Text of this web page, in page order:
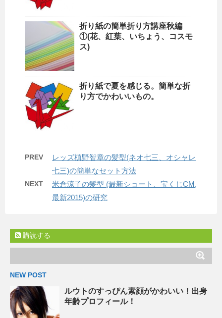
折り紙の簡単折り方講座秋編
①(花、紅葉、いちょう、コスモ
ス)
折り紙で夏を感じる。簡単な折
り方でかわいいもの。
PREV
レッズ槙野智章の髪型(ネオ七三、オシャレ
七三)の簡単なセット方法
NEXT
米倉涼子の髪型 (最新ショート、宝くじCM,
最新2015)の研究
購読する
NEW POST
ルウトのすっぴん素顔がかわいい！出身
年齢プロフィール！